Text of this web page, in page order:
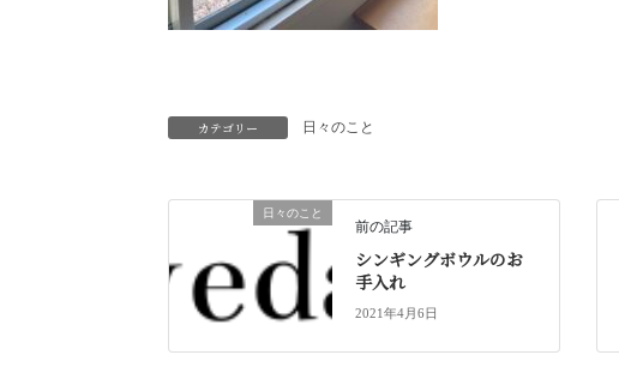
カテゴリー 日々のこと
日々のこと
前の記事
シンギングボウルのお
手入れ
2021年4月6日